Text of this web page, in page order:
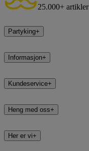
25.000+ artikler
Partyking+
Informasjon+
Kundeservice+
Heng med oss+
Her er vi+